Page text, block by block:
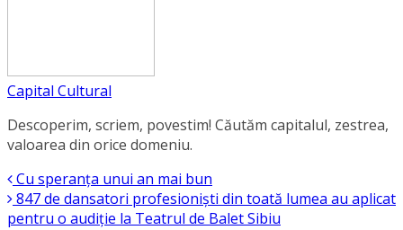
Capital Cultural
Descoperim, scriem, povestim! Căutăm capitalul, zestrea,
valoarea din orice domeniu.
Cu speranța unui an mai bun
847 de dansatori profesioniști din toată lumea au aplicat
pentru o audiție la Teatrul de Balet Sibiu